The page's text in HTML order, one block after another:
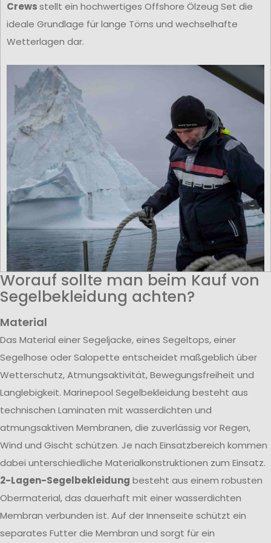
Crewsstellt ein hochwertiges Offshore Ölzeug Set die
ideale Grundlage für lange Törns und wechselhafte
Wetterlagen dar.
Worauf sollte man beim Kauf von
Segelbekleidung achten?
Material
Das Material einer Segeljacke, eines Segeltops, einer
Segelhose oder Salopette entscheidet maßgeblich über
Wetterschutz, Atmungsaktivität, Bewegungsfreiheit und
Langlebigkeit. Marinepool Segelbekleidung besteht aus
technischen Laminaten mit wasserdichten und
atmungsaktiven Membranen, die zuverlässig vor Regen,
Wind und Gischt schützen. Je nach Einsatzbereich kommen
dabei unterschiedliche Materialkonstruktionen zum Einsatz.
2-Lagen-Segelbekleidung besteht aus einem robusten
Obermaterial, das dauerhaft mit einer wasserdichten
Membran verbunden ist. Auf der Innenseite schützt ein
separates Futter die Membran und sorgt für ein